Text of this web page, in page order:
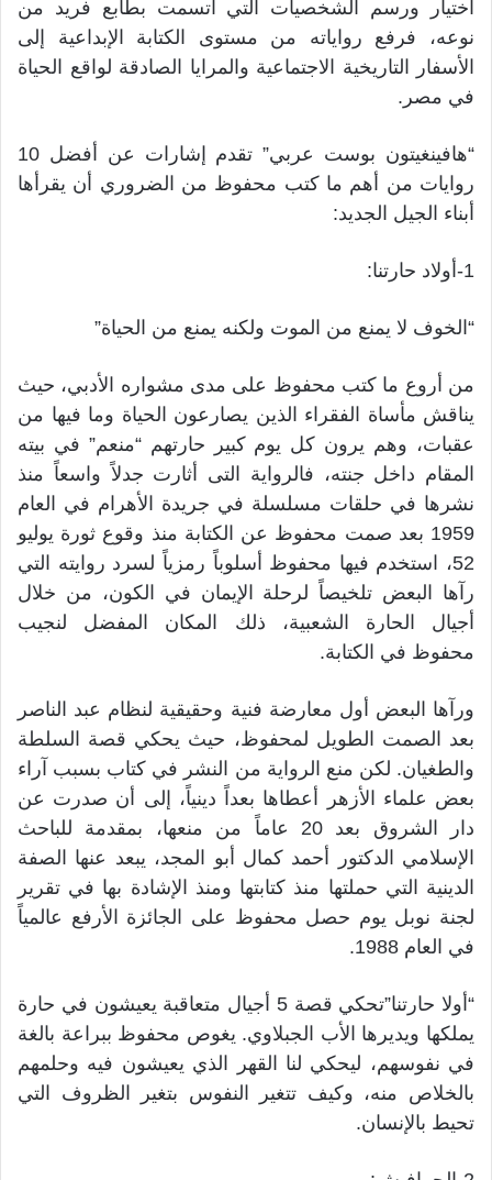
اختيار ورسم الشخصيات التي اتسمت بطابع فريد من
نوعه، فرفع رواياته من مستوى الكتابة الإبداعية إلى
الأسفار التاريخية الاجتماعية والمرايا الصادقة لواقع الحياة
في مصر.
“هافينغيتون بوست عربي” تقدم إشارات عن أفضل 10
روايات من أهم ما كتب محفوظ من الضروري أن يقرأها
أبناء الجيل الجديد:
1-أولاد حارتنا:
“الخوف لا يمنع من الموت ولكنه يمنع من الحياة”
من أروع ما كتب محفوظ على مدى مشواره الأدبي، حيث
يناقش مأساة الفقراء الذين يصارعون الحياة وما فيها من
عقبات، وهم يرون كل يوم كبير حارتهم “منعم” في بيته
المقام داخل جنته، فالرواية التى أثارت جدلاً واسعاً منذ
نشرها في حلقات مسلسلة في جريدة الأهرام في العام
1959 بعد صمت محفوظ عن الكتابة منذ وقوع ثورة يوليو
52، استخدم فيها محفوظ أسلوباً رمزياً لسرد روايته التي
رآها البعض تلخيصاً لرحلة الإيمان في الكون، من خلال
أجيال الحارة الشعبية، ذلك المكان المفضل لنجيب
محفوظ في الكتابة.
ورآها البعض أول معارضة فنية وحقيقية لنظام عبد الناصر
بعد الصمت الطويل لمحفوظ، حيث يحكي قصة السلطة
والطغيان. لكن منع الرواية من النشر في كتاب بسبب آراء
بعض علماء الأزهر أعطاها بعداً دينياً، إلى أن صدرت عن
دار الشروق بعد 20 عاماً من منعها، بمقدمة للباحث
الإسلامي الدكتور أحمد كمال أبو المجد، يبعد عنها الصفة
الدينية التي حملتها منذ كتابتها ومنذ الإشادة بها في تقرير
لجنة نوبل يوم حصل محفوظ على الجائزة الأرفع عالمياً
في العام 1988.
“أولا حارتنا”تحكي قصة 5 أجيال متعاقبة يعيشون في حارة
يملكها ويديرها الأب الجبلاوي. يغوص محفوظ ببراعة بالغة
في نفوسهم، ليحكي لنا القهر الذي يعيشون فيه وحلمهم
بالخلاص منه، وكيف تتغير النفوس بتغير الظروف التي
تحيط بالإنسان.